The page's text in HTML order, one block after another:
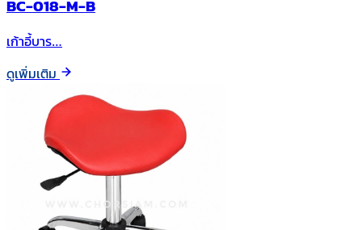
BC-018-M-B
เก้าอี้บาร…
ดูเพิ่มเติม